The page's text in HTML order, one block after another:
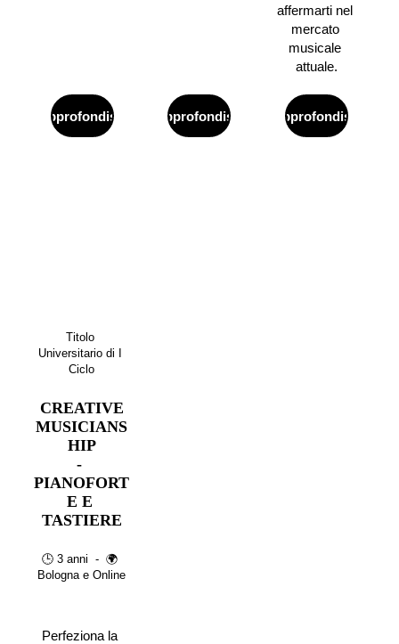
Approfondisci Approfondisci
affermarti nel
mercato
musicale
attuale.
Approfondisci
Titolo
Universitario di I
Ciclo
CREATIVE
MUSICIANS
HIP
-
PIANOFORT
E E
TASTIERE
Perfeziona la
🕒 3 anni  -  🌍
Bologna e Online